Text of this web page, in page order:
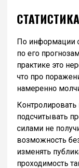
СТАТИСТИКА
По информации
по его
практике это
что про
намеренно
Контролировать
подсчитывать
силами не
возможность
изменять
проходимость